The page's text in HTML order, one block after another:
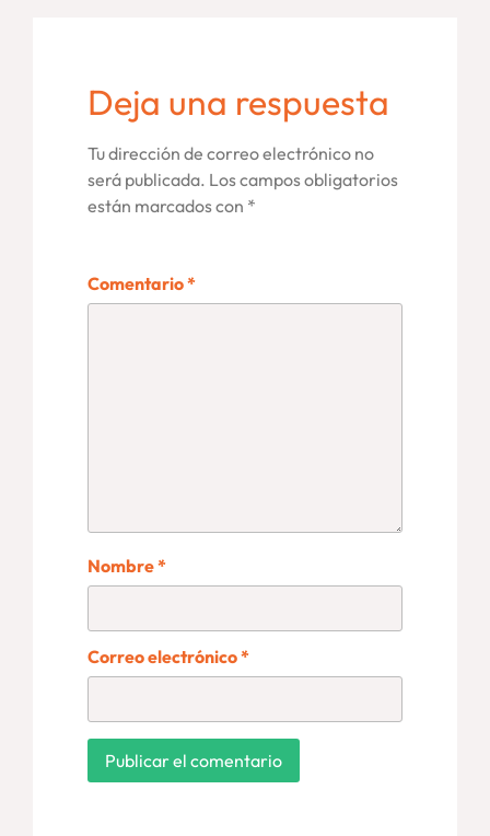
Deja una respuesta
Tu dirección de correo electrónico no
será publicada. Los campos obligatorios
están marcados con *
Comentario*
Nombre*
Correo electrónico*